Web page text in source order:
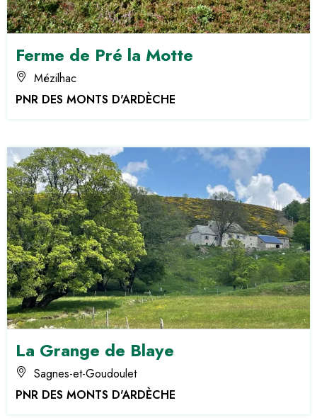
Ferme de Pré la Motte
Mézilhac
PNR DES MONTS D'ARDÈCHE
La Grange de Blaye
Sagnes-et-Goudoulet
PNR DES MONTS D'ARDÈCHE